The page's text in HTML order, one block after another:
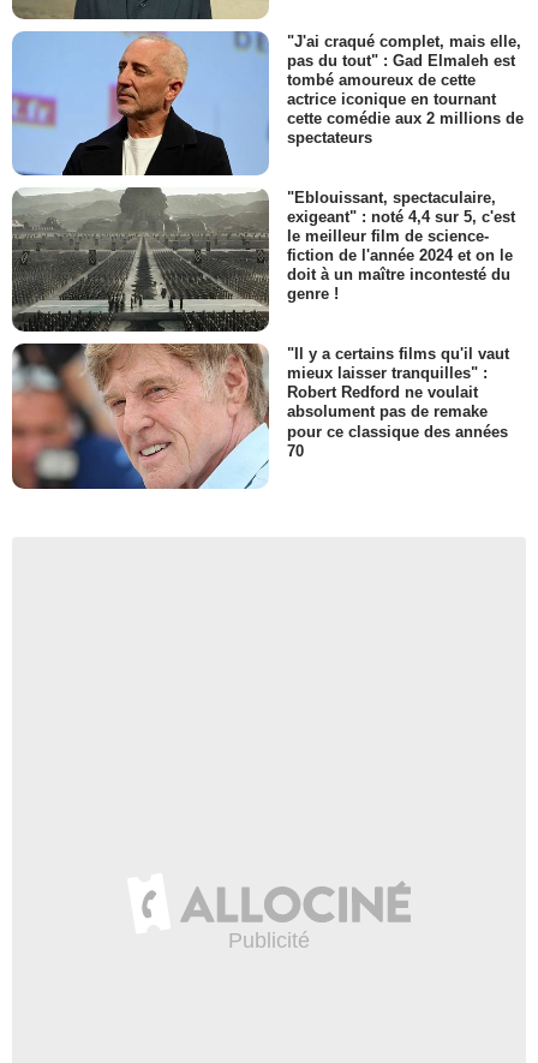
"J'ai craqué complet, mais elle,
pas du tout" : Gad Elmaleh est
tombé amoureux de cette
actrice iconique en tournant
cette comédie aux 2 millions de
spectateurs
"Eblouissant, spectaculaire,
exigeant" : noté 4,4 sur 5, c'est
le meilleur film de science-
fiction de l'année 2024 et on le
doit à un maître incontesté du
genre !
"Il y a certains films qu'il vaut
mieux laisser tranquilles" :
Robert Redford ne voulait
absolument pas de remake
pour ce classique des années
70